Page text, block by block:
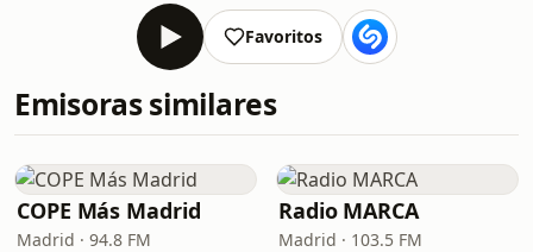
Favoritos
Emisoras similares
COPE Más Madrid
Madrid · 94.8 FM
Radio MARCA
Madrid · 103.5 FM